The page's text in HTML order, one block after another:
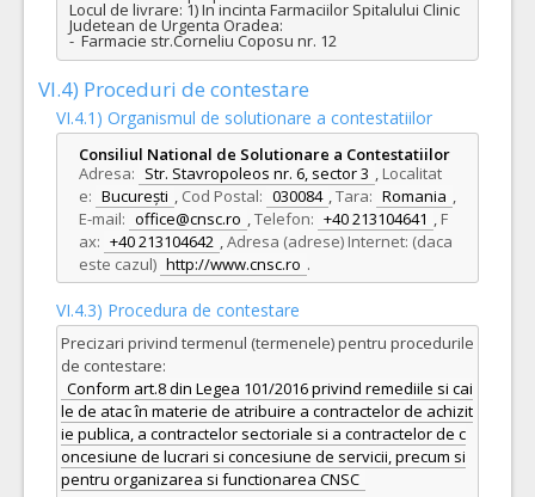
Locul de livrare: 1) In incinta Farmaciilor Spitalului Clinic
Judetean de Urgenta Oradea:
-  Farmacie str.Corneliu Coposu nr. 12
VI.4) Proceduri de contestare
VI.4.1) Organismul de solutionare a contestatiilor
Consiliul National de Solutionare a Contestatiilor
Adresa: Str. Stavropoleos nr. 6, sector 3 , Localitat
e: București , Cod Postal: 030084 ,Tara: Romania ,
E-mail: office@cnsc.ro ,Telefon: +40 213104641 , F
ax: +40 213104642 ,Adresa (adrese) Internet: (daca
este cazul) http://www.cnsc.ro .
VI.4.3) Procedura de contestare
Precizari privind termenul (termenele) pentru procedurile
de contestare:
Conform art.8 din Legea 101/2016 privind remediile si cai
le de atac în materie de atribuire a contractelor de achizit
ie publica, a contractelor sectoriale si a contractelor de c
oncesiune de lucrari si concesiune de servicii, precum si
pentru organizarea si functionarea CNSC